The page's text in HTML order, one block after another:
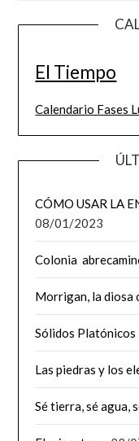
El Tiempo
Calendario Fases
CÓMO USAR LA
08/01/2023
Colonia
Morrigan, la diosa
Sólidos Platónicos
Las piedras y los
Sé tierra, sé agua,